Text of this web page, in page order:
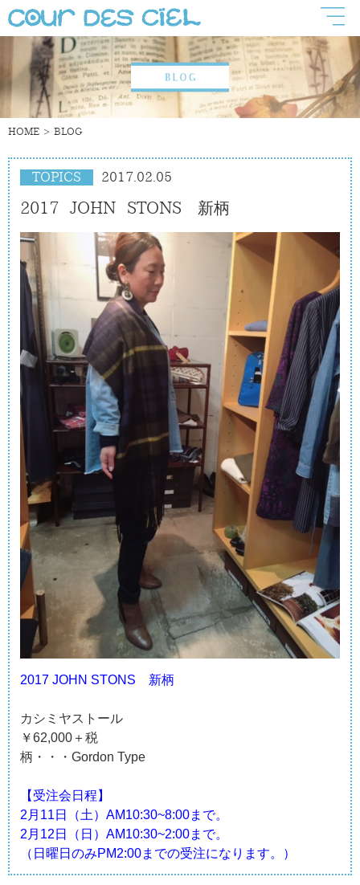
HOME BLOG
TOPICS 2017.02.05
2017 JOHN STONS 新柄
2017 JOHN STONS 新柄
カシミヤストール
￥62,000＋税
柄・・・Gordon Type
【受注会日程】
2月11日（土）AM10:30~8:00まで。
2月12日（日）AM10:30~2:00まで。
（日曜日のみPM2:00までの受注になります。）